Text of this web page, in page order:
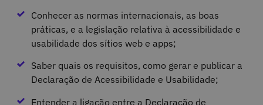
Conhecer as normas internacionais, as boas
práticas, e a legislação relativa à acessibilidade e
usabilidade dos sítios web e apps;
Saber quais os requisitos, como gerar e publicar a
Declaração de Acessibilidade e Usabilidade;
Entender a ligação entre a Declaração de